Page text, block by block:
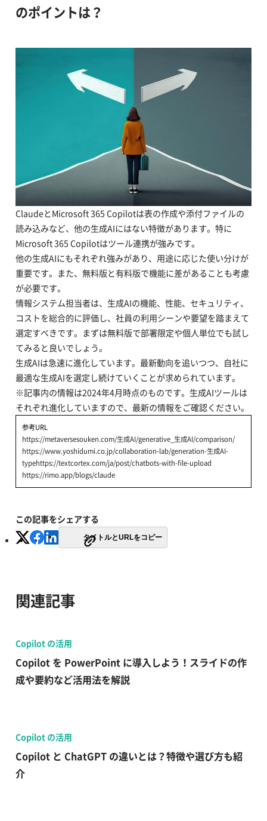
のポイントは？
ClaudeとMicrosoft 365 Copilotは表の作成や添付ファイルの
読み込みなど、他の生成AIにはない特徴があります。特に
Microsoft 365 Copilotはツール連携が強みです。
他の生成AIにもそれぞれ強みがあり、用途に応じた使い分けが
重要です。また、無料版と有料版で機能に差があることも考慮
が必要です。
情報システム担当者は、生成AIの機能、性能、セキュリティ、
コストを総合的に評価し、社員の利用シーンや要望を踏まえて
選定すべきです。まずは無料版で部署限定や個人単位でも試し
てみると良いでしょう。
生成AIは急速に進化しています。最新動向を追いつつ、自社に
最適な生成AIを選定し続けていくことが求められています。
※記事内の情報は2024年4月時点のものです。生成AIツールは
それぞれ進化していますので、最新の情報をご確認ください。
参考URL
https://metaversesouken.com/生成AI/generative_生成AI/comparison/
https://www.yoshidumi.co.jp/collaboration-lab/generation-生成AI-
typehttps://textcortex.com/ja/post/chatbots-with-file-upload
https://rimo.app/blogs/claude
この記事をシェアする
タイトルとURLをコピー
関連記事
Copilot の活用
Copilot を PowerPoint に導入しよう！スライドの作
成や要約など活用法を解説
Copilot の活用
Copilot と ChatGPT の違いとは？特徴や選び方も紹
介